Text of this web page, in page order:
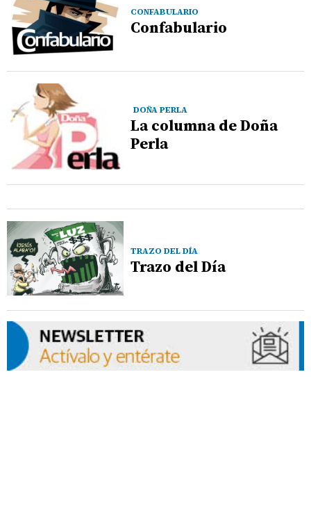
CONFABULARIO
Confabulario
DOÑA PERLA
La columna de Doña
Perla
TRAZO DEL DÍA
Trazo del Día